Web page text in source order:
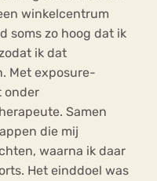
winkelcentrum
soms zo hoog dat ik
ik dat
Met exposure-
onder
Samen
die mij
waarna ik daar
Het einddoel was